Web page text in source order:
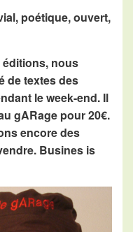
poétique, ouvert,
nous
de textes des
le week-end. Il
gARage pour 20€.
encore des
Busines is